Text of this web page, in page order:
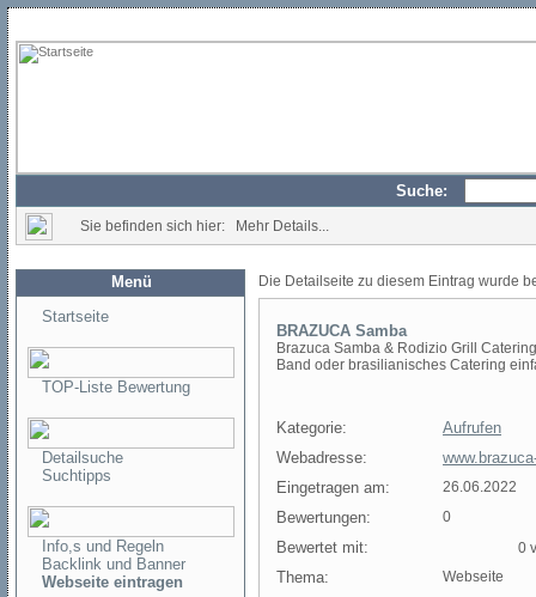
Suche:
Sie befinden sich hier: Mehr Details...
Menü
Startseite
TOP-Liste Bewertung
Detailsuche
Suchtipps
Info,s und Regeln
Backlink und Banner
Webseite eintragen
Die Detailseite zu diesem Eintrag wurde
BRAZUCA Samba
Brazuca Samba & Rodizio Grill
Band oder brasilianisches Catering
Kategorie:
Aufrufen
Webadresse:
Eingetragen am:
26.06.2022
Bewertungen: 0
Bewertet mit: 0
Thema: Webseite